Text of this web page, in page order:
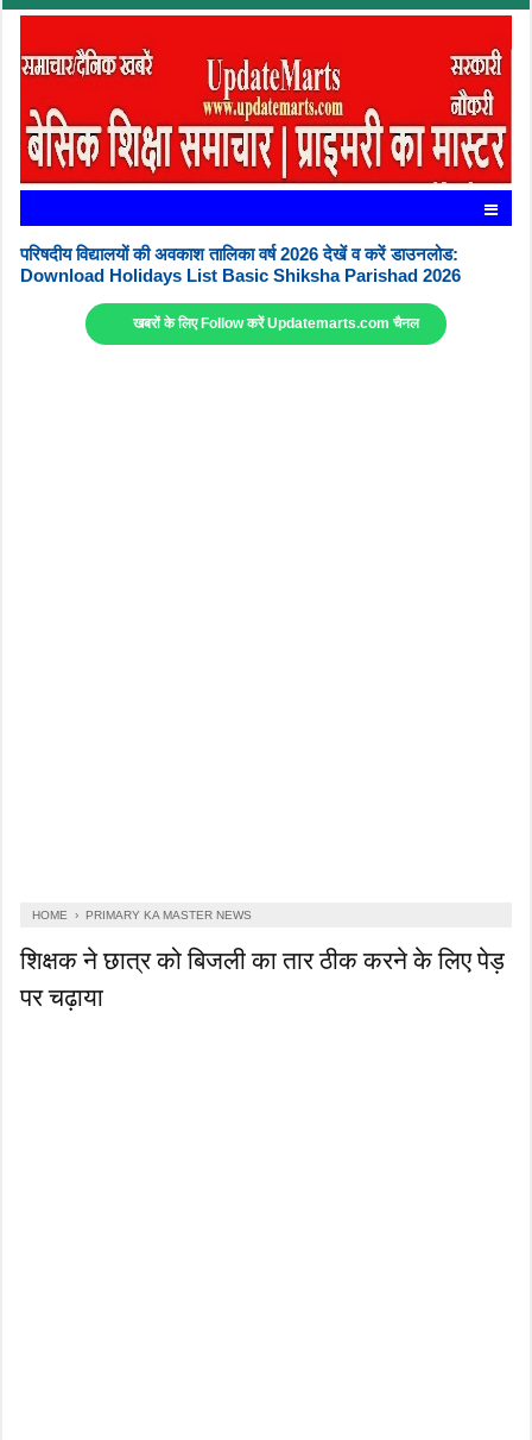
परिषदीय विद्यालयों की अवकाश तालिका वर्ष 2026 देखें व करें डाउनलोड:
Download Holidays List Basic Shiksha Parishad 2026
खबरों के लिए Follow करें Updatemarts.com चैनल
HOME › PRIMARY KA MASTER NEWS
शिक्षक ने छात्र को बिजली का तार ठीक करने के लिए पेड़
पर चढ़ाया